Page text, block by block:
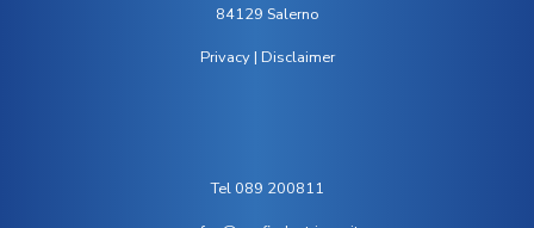
84129 Salerno
Privacy| Disclaimer
Tel 089 200811